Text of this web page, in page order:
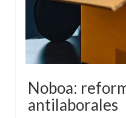
Noboa:
antilaborales